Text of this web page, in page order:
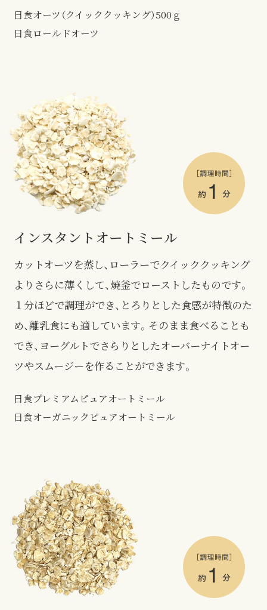
日食オーツ（クイッククッキング）500ｇ
日食ロールドオーツ
インスタント オートミール
カットオーツを蒸し、ローラーでクイッククッキング
よりさらに薄くして、焼釜でローストしたものです。
１分ほどで調理ができ、とろりとした食感が特徴のた
め、離乳食にも適しています。そのまま食べることも
でき、ヨーグルトでさらりとしたオーバーナイトオー
ツやスムージーを作ることができます。
日食プレミアムピュアオートミール
日食オーガニックピュアオートミール